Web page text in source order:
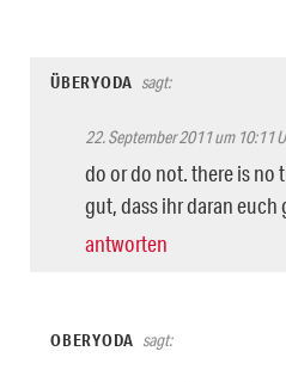
ÜBERYODA sagt:
22. September 2011 um 10:11
do or do not. there is no
gut, dass ihr daran
antworten
OBERYODA sagt: